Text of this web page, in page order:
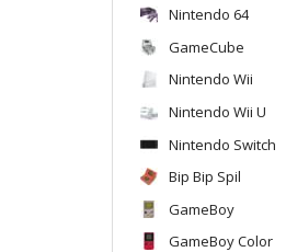
Nintendo 64
GameCube
Nintendo Wii
Nintendo Wii U
Nintendo Switch
Bip Bip Spil
GameBoy
GameBoy Color